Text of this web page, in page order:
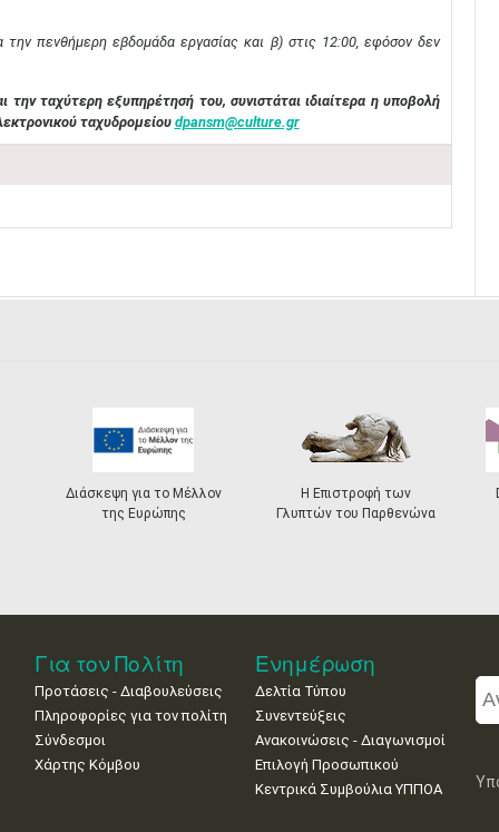
την πενθήμερη εβδομάδα εργασίας και β) στις 12:00, εφόσον δεν
ταχύτερη εξυπηρέτησή του, συνιστάται ιδιαίτερα η υποβολή
ταχυδρομείου dpansm@culture.gr
Διάσκεψη για το Μέλλον
της Ευρώπης
Η Επιστροφή των
Γλυπτών του Παρθενώνα
Για τον Πολίτη
Προτάσεις - Διαβουλεύσεις
Πληροφορίες για τον πολίτη
Σύνδεσμοι
Χάρτης Κόμβου
Ενημέρωση
Δελτία Τύπου
Συνεντεύξεις
Ανακοινώσεις - Διαγωνισμοί
Επιλογή Προσωπικού
Κεντρικά Συμβούλια ΥΠΠΟΑ